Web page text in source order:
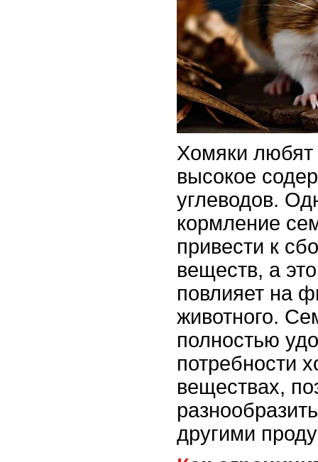
Хомяки любят
высокое
углеводов.
кормление
привести к
веществ, а
повлияет на
животного.
полностью
потребности
веществах,
другими